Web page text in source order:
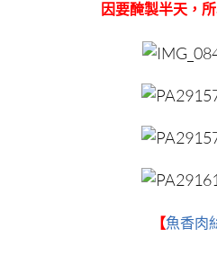
因要醃製半天，
【魚香肉